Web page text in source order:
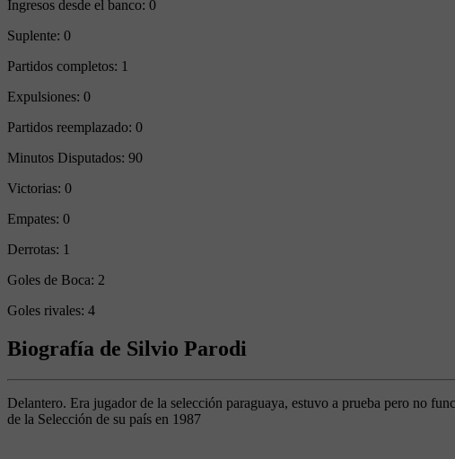
Ingresos desde el banco: 0
Suplente: 0
Partidos completos: 1
Expulsiones: 0
Partidos reemplazado: 0
Minutos Disputados: 90
Victorias: 0
Empates: 0
Derrotas: 1
Goles de Boca: 2
Goles rivales: 4
Biografía de Silvio Parodi
Delantero. Era jugador de la selección paraguaya, estuvo a prueba pero no
de la Selección de su país en 1987